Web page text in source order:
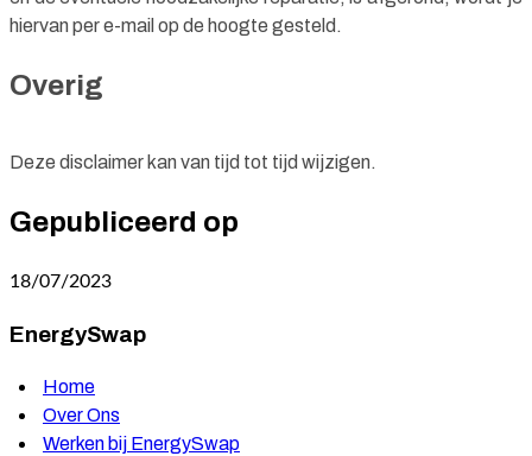
hiervan per e-mail op de hoogte gesteld.
Overig
Deze disclaimer kan van tijd tot tijd wijzigen.
Gepubliceerd op
18/07/2023
EnergySwap
Home
Over Ons
Werken bij EnergySwap